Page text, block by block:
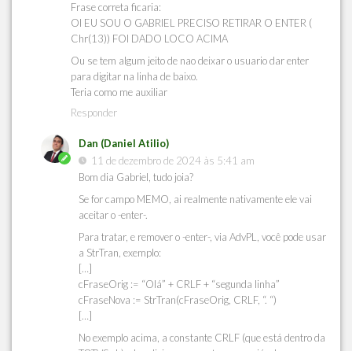
Frase correta ficaria:
OI EU SOU O GABRIEL PRECISO RETIRAR O ENTER (
Chr(13)) FOI DADO LOCO ACIMA
Ou se tem algum jeito de nao deixar o usuario dar enter
para digitar na linha de baixo.
Teria como me auxiliar
Responder
Dan (Daniel Atilio)
11 de dezembro de 2024 às 5:41 am
Bom dia Gabriel, tudo joia?
Se for campo MEMO, ai realmente nativamente ele vai
aceitar o -enter-.
Para tratar, e remover o -enter-, via AdvPL, você pode usar
a StrTran, exemplo:
[…]
cFraseOrig := “Olá” + CRLF + “segunda linha”
cFraseNova := StrTran(cFraseOrig, CRLF, “. “)
[…]
No exemplo acima, a constante CRLF (que está dentro da